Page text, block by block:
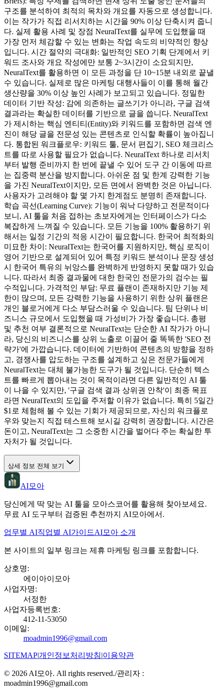
구조를 분석하여 최적의 목차와 개요를 자동으로 생성합니다.
이는 작가가 직접 리서치하는 시간을 90% 이상 단축시켜 줍니
다. 실제 활용 사례 및 장점 NeuralText를 실무에 도입했을 때
가장 먼저 체감할 수 있는 변화는 작업 속도의 비약적인 향상
입니다. 시간 절약의 극대화: 일반적인 SEO 기획 단계에서 키
워드 조사와 개요 작성에만 보통 2~3시간이 소요되지만,
NeuralText를 활용하면 이 모든 과정을 단 10~15분 내외로 끝낼
수 있습니다. 실제로 많은 마케팅 대행사들이 이를 통해 월간
생산량을 30% 이상 높인 사례가 보고되고 있습니다. 정밀한
데이터 기반 작성: 감에 의존하는 글쓰기가 아니라, 구글 검색
결과라는 확실한 데이터를 기반으로 글을 씁니다. NeuralText
가 제시하는 핵심 엔티티(Entity)와 키워드를 포함하면 검색 엔
진이 해당 글을 전문성 있는 콘텐츠로 인식할 확률이 높아집니
다. 통합된 워크플로우: 키워드 툴, 문서 편집기, SEO 체크리스
트를 따로 사용할 필요가 없습니다. NeuralText 하나로 리서치
부터 발행 준비까지 한 번에 끝낼 수 있어 도구 간 이동에 따르
는 집중력 분산을 방지합니다. 아쉬운 점 및 한계 강력한 기능
을 가진 NeuralText이지만, 모든 면에서 완벽한 것은 아닙니다.
사용자가 고려해야 할 몇 가지 한계점도 분명히 존재합니다.
학습 곡선(Learning Curve): 기능이 워낙 다양하고 전문적이다
보니, AI 툴을 처음 접하는 초보자에게는 인터페이스가 다소
복잡하게 느껴질 수 있습니다. 모든 기능을 100% 활용하기 위
해서는 일정 기간의 적응 시간이 필요합니다. 한국어 최적화의
미묘한 차이: NeuralText는 한국어를 지원하지만, 핵심 로직이
영어 기반으로 설계되어 있어 특정 키워드 분석이나 문장 생성
시 한국어 특유의 뉘앙스를 완벽하게 반영하지 못할 때가 있습
니다. 따라서 최종 결과물에 대한 한국인 전문가의 검수는 필
수적입니다. 가격적인 부담: 무료 플랜이 존재하지만 기능 제
한이 많으며, 모든 강력한 기능을 사용하기 위한 상위 플랜은
개인 블로거에게 다소 부담스러울 수 있습니다. 팀 단위나 비
즈니스 규모에서 도입했을 때 가성비가 가장 좋습니다. 총평
및 추천 여부 결론적으로 NeuralText는 단순한 AI 작가가 아니
라, 당신의 비즈니스를 상위 노출로 이끌어 줄 똑똑한 'SEO 전
략가'에 가깝습니다. 데이터에 기반하여 콘텐츠의 방향을 정하
고, 경쟁사를 압도하는 구조를 설계하고 싶은 전문가들에게
NeuralText는 대체 불가능한 도구가 될 것입니다. 단순히 텍스
트를 빠르게 뽑아내는 것이 목적이라면 다른 일반적인 AI 툴
이 나을 수 있지만, '구글 검색 결과 상위권 안착'이 최종 목표
라면 NeuralText의 도입을 주저할 이유가 없습니다. 특히 5일간
$1로 체험해 볼 수 있는 기회가 제공되므로, 자신의 워크플로
우와 맞는지 직접 테스트해 보시길 강력히 권장합니다. 시간은
돈이고, NeuralText는 그 소중한 시간을 벌어다 주는 확실한 투
자처가 될 것입니다.
상세 정보 전체 보기
AI모아
당신에게 딱 맞는 AI 툴을 모아스코어를 활용해 찾아보세요.
무료 AI 도구부터 검증된 추천까지 AI모아에서.
업무별 AI직업별 AI가이드AI모아 소개
본 사이트의 일부 링크는 제휴 마케팅 링크를 포함합니다.
상호명:
에이아이모아
사업자명:
서정한
사업자등록번호:
412-11-53050
이메일:
moadmin1996@gmail.com
SITEMAP|개인정보처리방침|이용약관
© 2026 AI모아. All rights reserved./관리자 :
moadmin1996@gmail.com